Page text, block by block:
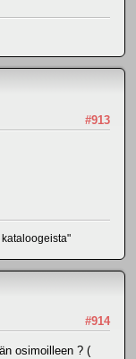
#913
#914
osimoilleen ? (